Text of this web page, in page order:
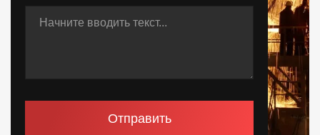
Отправить